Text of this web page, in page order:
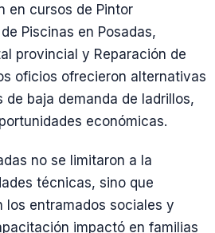
en cursos de Pintor
Piscinas en Posadas,
provincial y Reparación de
oficios ofrecieron alternativas
de baja demanda de ladrillos,
económicas.
no se limitaron a la
técnicas, sino que
los entramados sociales y
impactó en familias